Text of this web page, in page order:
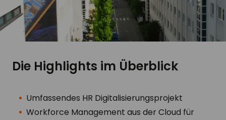
Die Highlights im Überblick
Umfassendes HR Digitalisierungsprojekt
Workforce Management aus der Cloud für